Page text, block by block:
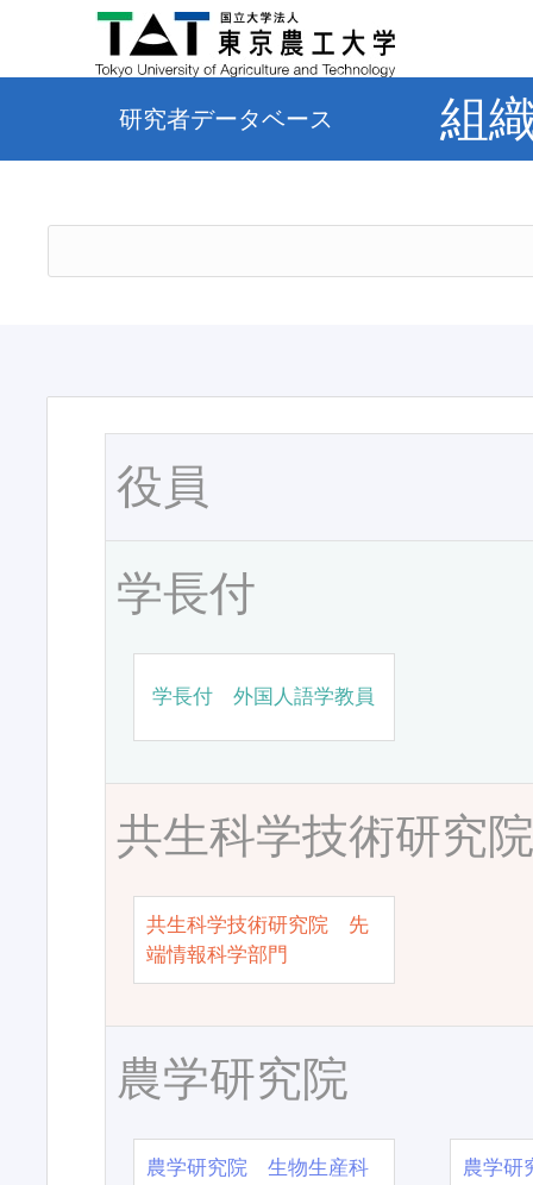
研究者データベース 組
役員
学長付
学長付 外国人語学教員
共生科学技術研究
共生科学技術研究院 先
端情報科学部門
農学研究院
農学研究院 生物生産科
農学